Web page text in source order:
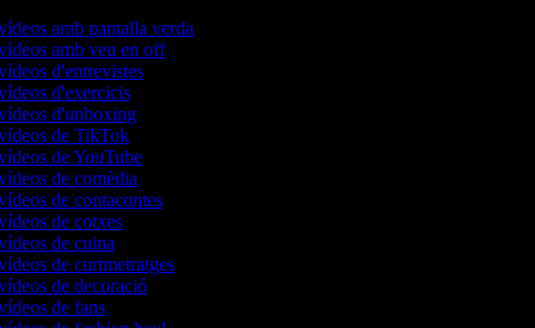
amb pantalla verda
amb veu en off
d'entrevistes
d'exercicis
d'unboxing
de TikTok
de YouTube
de comèdia
de contacontes
de cotxes
de cuina
de curtmetratges
de decoració
de fans